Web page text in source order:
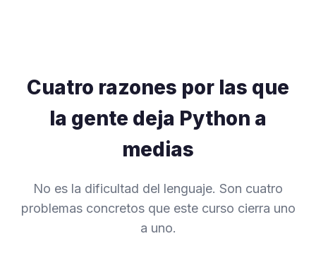
Cuatro razones por las que
la gente deja Python a
medias
No es la dificultad del lenguaje. Son cuatro
problemas concretos que este curso cierra uno
a uno.